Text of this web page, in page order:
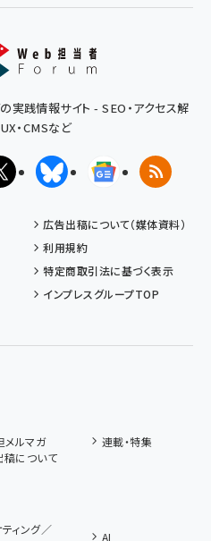
実践情報サイト - SEO・アクセス解
・CMSなど
X(エックス)BlueskyGoogleニュ
RSS
広告出稿について（媒体資料）
利用規約
特定商取引法に基づく表示
インプレスグループTOP
メルマガ
連載・特集
稿について
ィング／
AI